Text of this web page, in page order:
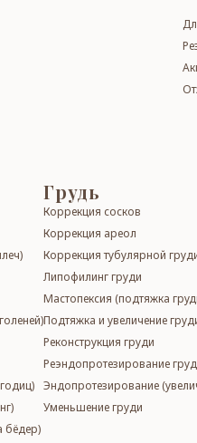
бёдер)
Грудь
Кор­рек­ция сос­ков
Кор­рек­ция ареол
Кор­рек­ция ту­бу­ляр­ной
Ли­по­фил­инг гру­ди
Мас­то­пек­сия (подтяжка
Подтяжка и увеличение
Ре­конст­рук­ция гру­ди
Реэндо­про­те­зи­ро­ва­ние
Эндопротезирование
Умень­ше­ние гру­ди